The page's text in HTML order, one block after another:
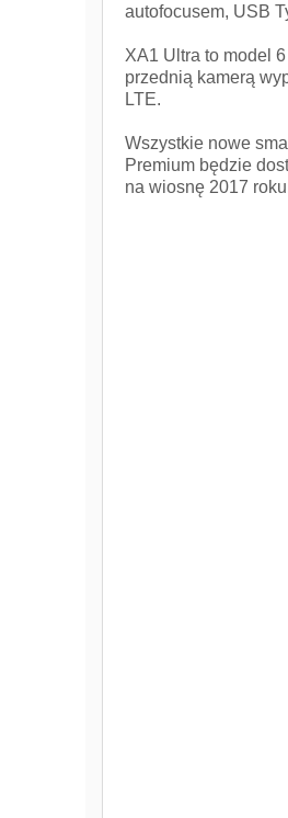
autofocusem, USB
XA1 Ultra to model
przednią kamerą
LTE.
Wszystkie nowe
Premium będzie
na wiosnę 2017